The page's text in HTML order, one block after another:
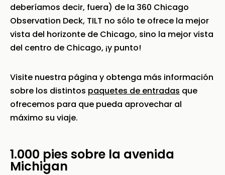
deberíamos decir, fuera) de la 360 Chicago
Observation Deck, TILT no sólo te ofrece la mejor
vista del horizonte de Chicago, sino la mejor vista
del centro de Chicago, ¡y punto!
Visite nuestra página y obtenga más información
sobre los distintos paquetes de entradas que
ofrecemos para que pueda aprovechar al
máximo su viaje.
1.000 pies sobre la avenida
Michigan